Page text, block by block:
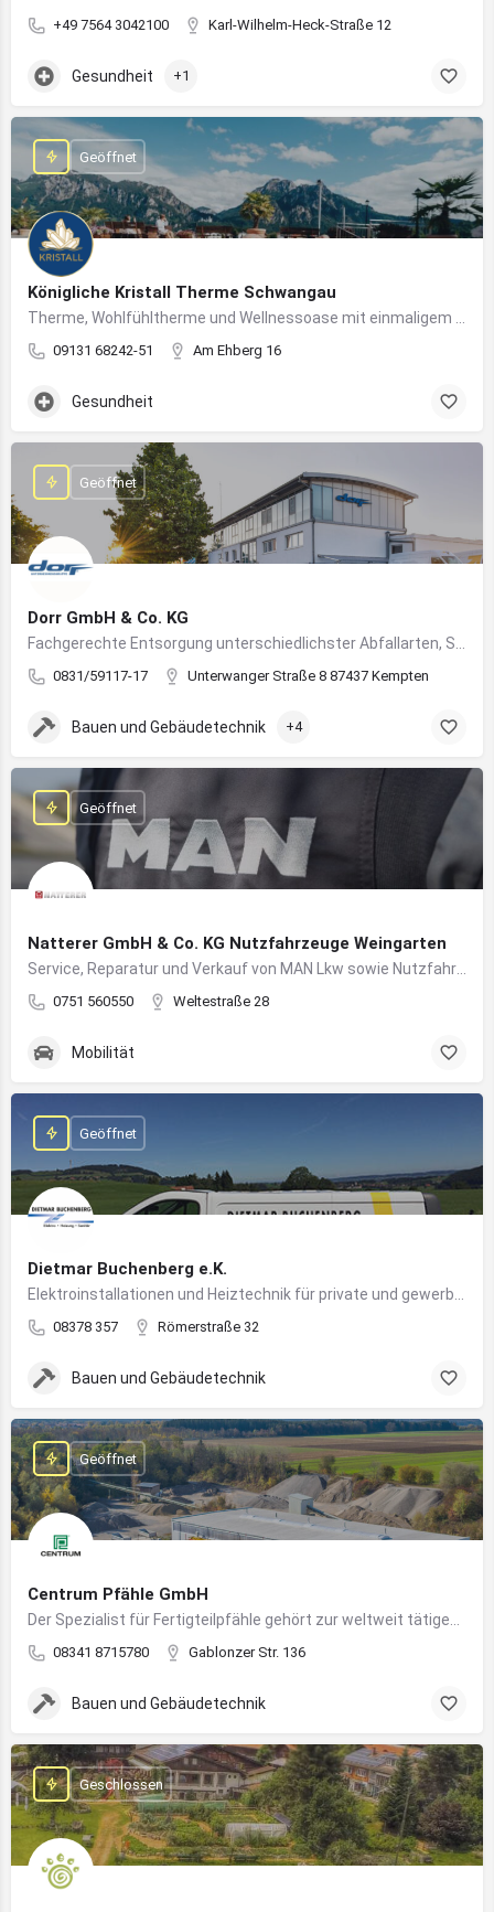
+49 7564 3042100 Karl-Wilhelm-Heck-Straße 12
Gesundheit +1
Königliche Kristall Therme Schwangau
09131 68242-51 Am Ehberg 16
Geöffnet
Gesundheit
Dorr GmbH & Co. KG
0831/59117-17 Unterwanger Straße 8 87437 Kempten
Geöffnet
Bauen und Gebäudetechnik +4
Natterer GmbH & Co. KG Nutzfahrzeuge Weingarten
0751 560550 Weltestraße 28
Geöffnet
Mobilität
Dietmar Buchenberg e.K.
08378 357 Römerstraße 32
Geöffnet
Bauen und Gebäudetechnik
Centrum Pfähle GmbH
08341 8715780 Gablonzer Str. 136
Geöffnet
Bauen und Gebäudetechnik
Geschlossen